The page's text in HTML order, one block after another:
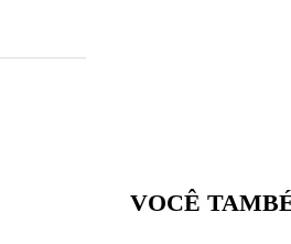
VOCÊ